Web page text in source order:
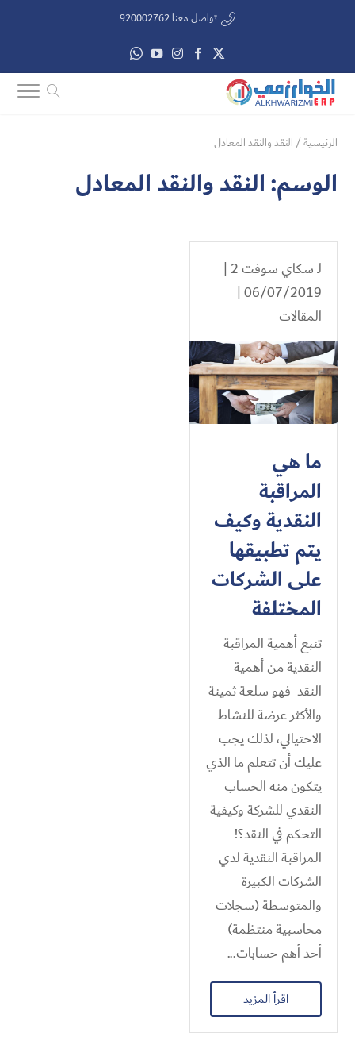
تواصل معنا 920002762
الرئيسية/ النقد والنقد المعادل
الوسم:النقد والنقد المعادل
لـسكاي سوفت 2
|
06/07/2019 |
المقالات
ما هي
المراقبة
النقدية وكيف
يتم تطبيقها
على الشركات
المختلفة
تنبع أهمية المراقبة
النقدية من أهمية
النقد فهو سلعة ثمينة
والأكثر عرضة للنشاط
الاحتيالي، لذلك يجب
عليك أن تتعلم ما الذي
يتكون منه الحساب
النقدي للشركة وكيفية
التحكم في النقد؟!
المراقبة النقدية لدي
الشركات الكبيرة
والمتوسطة (سجلات
محاسبية منتظمة)
أحد أهم حسابات...
اقرأ المزيد